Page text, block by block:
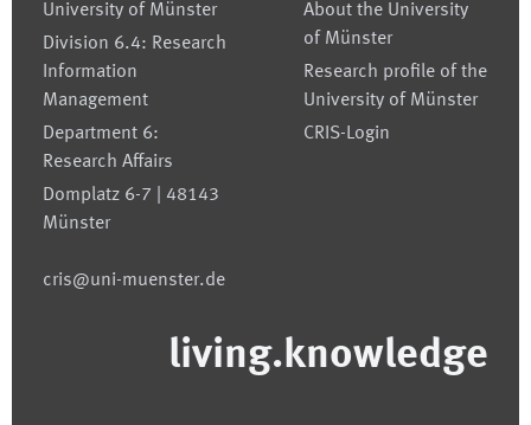
University of Münster
Division 6.4: Research
Information
Management
Department 6:
Research Affairs
Domplatz 6-7 | 48143
Münster
cris@uni-muenster.de
About the University
of Münster
Research profile of the
University of Münster
CRIS-Login
living.knowledge